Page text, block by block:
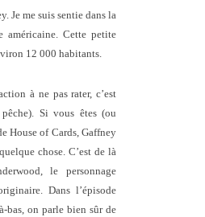
Je me suis sentie dans la
américaine. Cette petite
12 000 habitants.
à ne pas rater, c’est
Si vous êtes (ou
House of Cards, Gaffney
chose. C’est de là
le personnage
Dans l’épisode
bas, on parle bien sûr de